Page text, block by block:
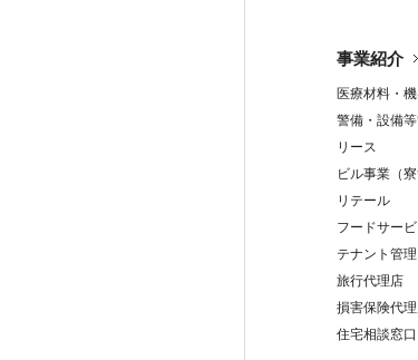
事業紹介
医療材料・
警備・設備
リース
ビル事業（寮
リテール
フードサー
テナント管理
旅行代理店
損害保険代
住宅相談窓口